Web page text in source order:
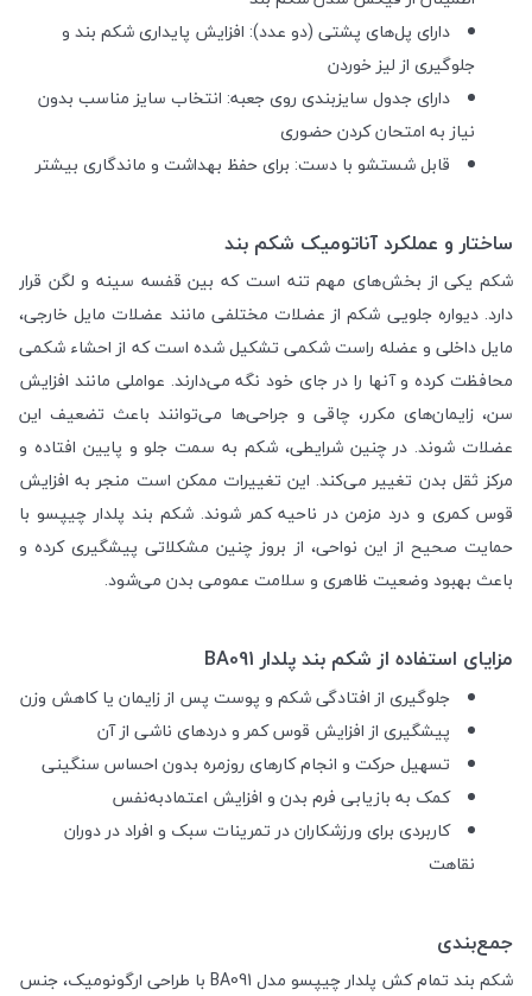
دارای پل‌های پشتی (دو عدد): افزایش پایداری شکم بند و
جلوگیری از لیز خوردن
دارای جدول سایزبندی روی جعبه: انتخاب سایز مناسب بدون
نیاز به امتحان کردن حضوری
قابل شستشو با دست: برای حفظ بهداشت و ماندگاری بیشتر
ساختار و عملکرد آناتومیک شکم بند
شکم یکی از بخش‌های مهم تنه است که بین قفسه سینه و لگن قرار
دارد. دیواره جلویی شکم از عضلات مختلفی مانند عضلات مایل خارجی،
مایل داخلی و عضله راست شکمی تشکیل شده است که از احشاء شکمی
محافظت کرده و آنها را در جای خود نگه می‌دارند. عواملی مانند افزایش
سن، زایمان‌های مکرر، چاقی و جراحی‌ها می‌توانند باعث تضعیف این
عضلات شوند. در چنین شرایطی، شکم به سمت جلو و پایین افتاده و
مرکز ثقل بدن تغییر می‌کند. این تغییرات ممکن است منجر به افزایش
قوس کمری و درد مزمن در ناحیه کمر شوند. شکم بند پلدار چیپسو با
حمایت صحیح از این نواحی، از بروز چنین مشکلاتی پیشگیری کرده و
باعث بهبود وضعیت ظاهری و سلامت عمومی بدن می‌شود.
مزایای استفاده از شکم بند پلدار BA091
جلوگیری از افتادگی شکم و پوست پس از زایمان یا کاهش وزن
پیشگیری از افزایش قوس کمر و دردهای ناشی از آن
تسهیل حرکت و انجام کارهای روزمره بدون احساس سنگینی
کمک به بازیابی فرم بدن و افزایش اعتمادبه‌نفس
کاربردی برای ورزشکاران در تمرینات سبک و افراد در دوران
نقاهت
جمع‌بندی
شکم بند تمام کش پلدار چیپسو مدل BA091 با طراحی ارگونومیک، جنس